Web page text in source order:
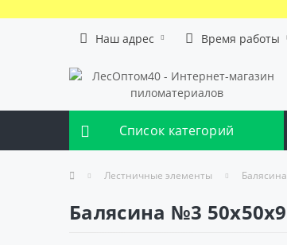
Наш адрес
Время работы
Список категорий
Лестничные элементы Балясина
Балясина №3